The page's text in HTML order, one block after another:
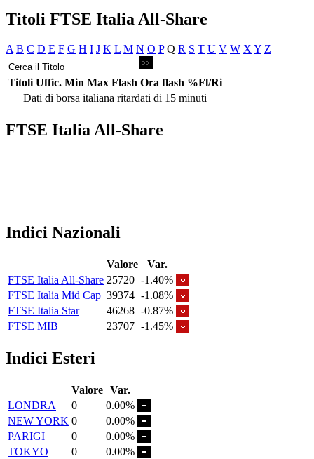
Titoli FTSE Italia All-Share
A B C D E F G H I J K L M N O P Q R S T U V W X Y Z
Titoli Uffic. Min Max Flash Ora flash %Fl/Ri
Dati di borsa italiana ritardati di 15 minuti
FTSE Italia All-Share
Indici Nazionali
Valore
Var.
FTSE Italia All-Share 25720 -1.40%
FTSE Italia Mid Cap 39374 -1.08%
FTSE Italia Star
46268 -0.87%
FTSE MIB
23707 -1.45%
Indici Esteri
Valore Var.
LONDRA
0
0.00%
NEW YORK 0
0.00%
PARIGI
0
0.00%
TOKYO
0
0.00%